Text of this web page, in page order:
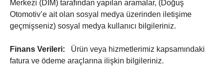
Merkezi (DİM) tarafından yapılan aramalar, (Doğuş
Otomotiv’e ait olan sosyal medya üzerinden iletişime
geçmişseniz) sosyal medya kullanıcı bilgileriniz.
Finans Verileri: Ürün veya hizmetlerimiz kapsamındaki
fatura ve ödeme araçlarına ilişkin bilgileriniz.